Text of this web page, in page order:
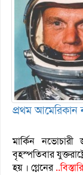
প্রথম আমেরিকান
মার্কিন
বৃহস্পতিবার
হয় । গ্লেনের